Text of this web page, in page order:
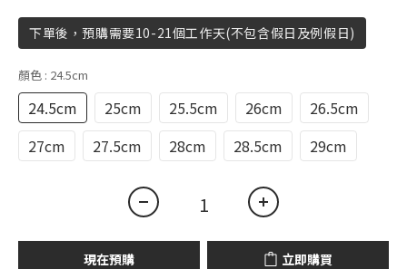
下單後，預購需要10-21個工作天(不包含假日及例假日)
顏色 : 24.5cm
24.5cm 25cm 25.5cm 26cm
26.5cm
27cm
27.5cm 28cm 28.5cm 29cm
現在預購 立即購買